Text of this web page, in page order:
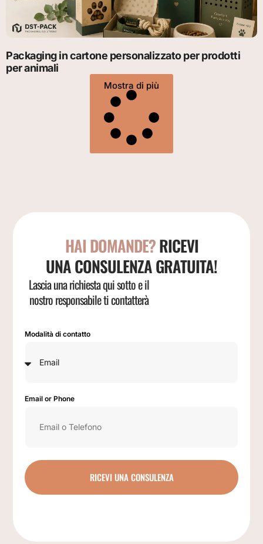
Packaging in cartone personalizzato per prodotti
per animali
Mostra di più
HAI DOMANDE?RICEVI
UNA CONSULENZA GRATUITA!
Lascia una richiesta qui sotto e il
nostro responsabile ti contatterà
Modalità di contatto
Email or Phone
RICEVI UNA CONSULENZA